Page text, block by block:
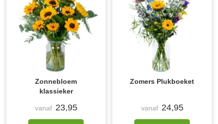
Zonnebloem
klassieker
vanaf 23,95
Zomers Plukboeket
vanaf 24,95